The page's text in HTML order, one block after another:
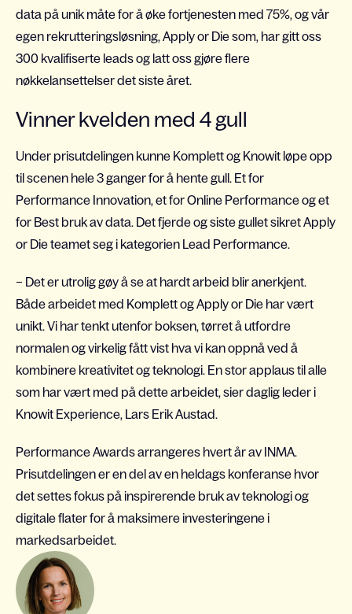
data på unik måte for å øke fortjenesten med 75%, og vår
egen rekrutteringsløsning, Apply or Die som, har gitt oss
300 kvalifiserte leads og latt oss gjøre flere
nøkkelansettelser det siste året.
Vinner kvelden med 4 gull
Under prisutdelingen kunne Komplett og Knowit løpe opp
til scenen hele 3 ganger for å hente gull. Et for
Performance Innovation, et for Online Performance og et
for Best bruk av data. Det fjerde og siste gullet sikret Apply
or Die teamet seg i kategorien Lead Performance.
– Det er utrolig gøy å se at hardt arbeid blir anerkjent.
Både arbeidet med Komplett og Apply or Die har vært
unikt. Vi har tenkt utenfor boksen, tørret å utfordre
normalen og virkelig fått vist hva vi kan oppnå ved å
kombinere kreativitet og teknologi. En stor applaus til alle
som har vært med på dette arbeidet, sier daglig leder i
Knowit Experience, Lars Erik Austad.
Performance Awards arrangeres hvert år av INMA.
Prisutdelingen er en del av en heldags konferanse hvor
det settes fokus på inspirerende bruk av teknologi og
digitale flater for å maksimere investeringene i
markedsarbeidet.